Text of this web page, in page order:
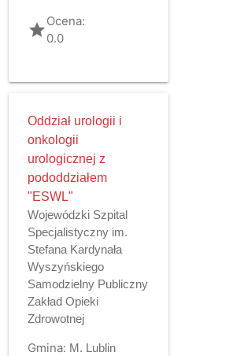
gradeOcena:
0.0
Oddział urologii i
onkologii
urologicznej z
pododdziałem
"ESWL"
Wojewódzki Szpital
Specjalistyczny im.
Stefana Kardynała
Wyszyńskiego
Samodzielny Publiczny
Zakład Opieki
Zdrowotnej
Gmina: M. Lublin